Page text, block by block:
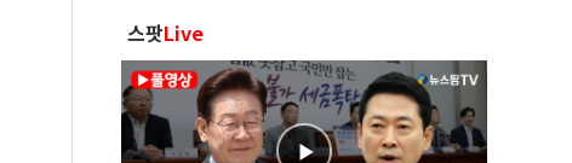
스팟Live